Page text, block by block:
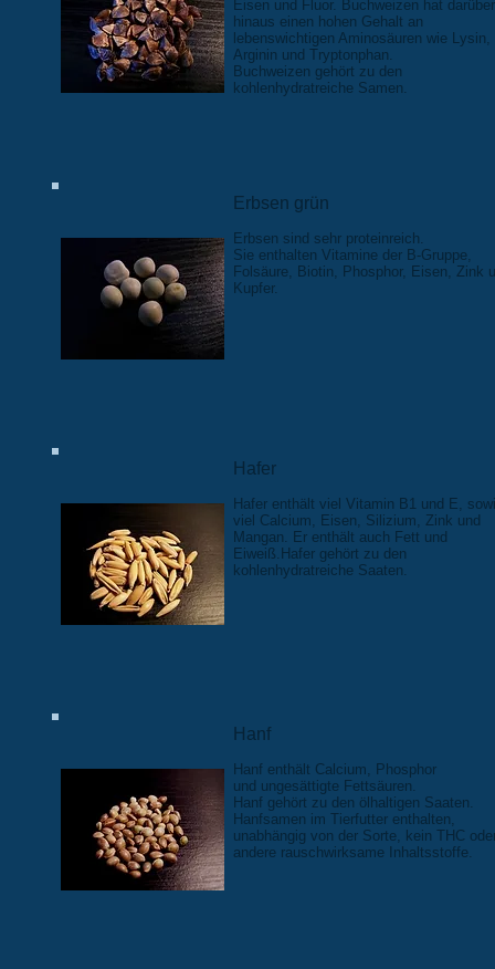
Eisen und Fluor. Buchweizen hat darüber
hinaus einen hohen Gehalt an
lebenswichtigen Aminosäuren wie Lysin,
Arginin und Tryptonphan.
Buchweizen gehört zu den
kohlenhydratreiche Samen.
Erbsen grün
Erbsen sind sehr proteinreich.
Sie enthalten Vitamine der B-Gruppe,
Folsäure, Biotin, Phosphor, Eisen, Zink
Kupfer.
Hafer
Hafer enthält viel Vitamin B1 und E,
viel Calcium, Eisen, Silizium, Zink und
Mangan. Er enthält auch Fett und
Eiweiß.Hafer gehört zu den
kohlenhydratreiche Saaten.
Hanf
Hanf enthält Calcium, Phosphor
und ungesättigte Fettsäuren.
Hanf gehört zu den ölhaltigen Saaten.
Hanfsamen im Tierfutter enthalten,
unabhängig von der Sorte, kein THC
andere rauschwirksame Inhaltsstoffe.